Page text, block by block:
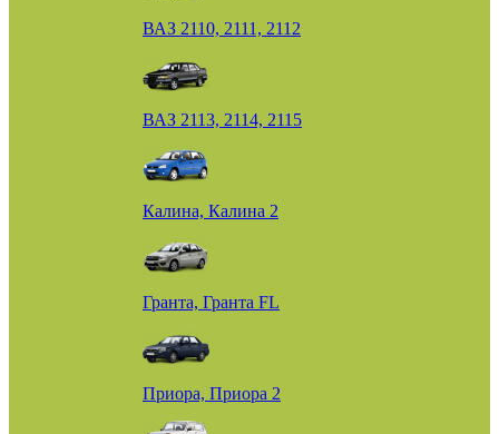
ВАЗ 2110, 2111, 2112
ВАЗ 2113, 2114, 2115
Калина, Калина 2
Гранта, Гранта FL
Приора, Приора 2